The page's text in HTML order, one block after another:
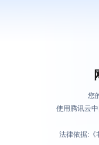
您
使用腾讯云
法律依据:《